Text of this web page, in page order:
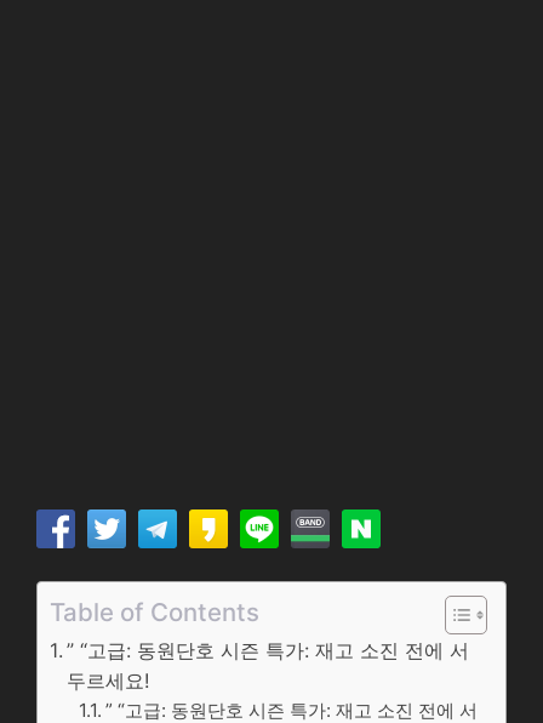
Table of Contents
” “고급: 동원단호 시즌 특가: 재고 소진 전에 서
두르세요!
” “고급: 동원단호 시즌 특가: 재고 소진 전에 서